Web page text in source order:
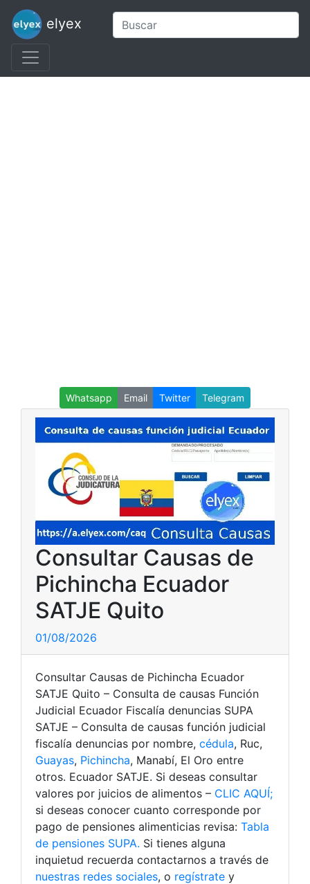
elyex
Whatsapp Email Twitter Telegram
Consultar Causas de
Pichincha Ecuador
SATJE Quito
01/08/2026
Consultar Causas de Pichincha Ecuador
SATJE Quito – Consulta de causas Función
Judicial Ecuador Fiscalía denuncias SUPA
SATJE – Consulta de causas función judicial
fiscalía denuncias por nombre, cédula, Ruc,
Guayas, Pichincha, Manabí, El Oro entre
otros. Ecuador SATJE. Si deseas consultar
valores por juicios de alimentos – CLIC AQUÍ;
si deseas conocer cuanto corresponde por
pago de pensiones alimenticias revisa: Tabla
de pensiones SUPA. Si tienes alguna
inquietud recuerda contactarnos a través de
nuestras redes sociales, o regístrate y